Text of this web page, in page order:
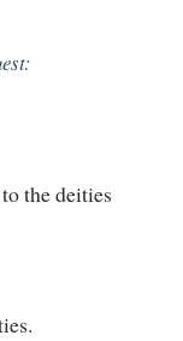
the deities